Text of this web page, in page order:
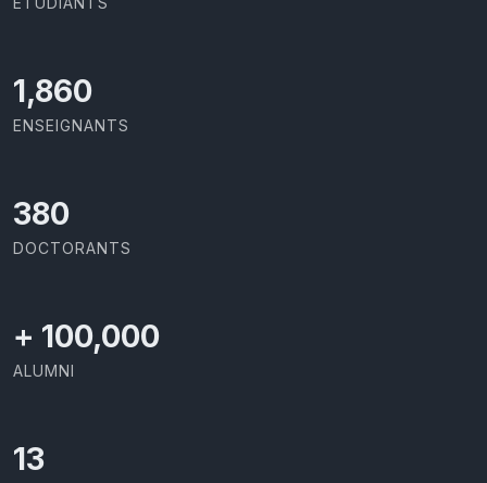
2,086
ENSEIGNANTS
426
DOCTORANTS
+ 100,000
ALUMNI
13